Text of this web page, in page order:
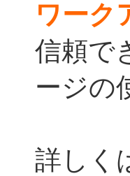
ワーク
信頼で
ージの
詳しく